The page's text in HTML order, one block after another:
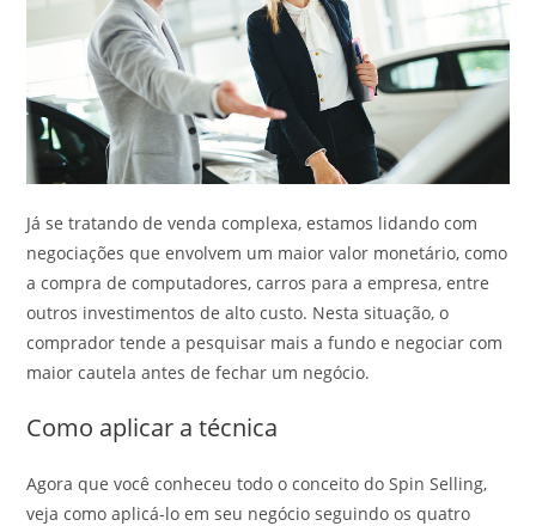
Já se tratando de venda complexa, estamos lidando com
negociações que envolvem um maior valor monetário, como
a compra de computadores, carros para a empresa, entre
outros investimentos de alto custo. Nesta situação, o
comprador tende a pesquisar mais a fundo e negociar com
maior cautela antes de fechar um negócio.
Como aplicar a técnica
Agora que você conheceu todo o conceito do Spin Selling,
veja como aplicá-lo em seu negócio seguindo os quatro